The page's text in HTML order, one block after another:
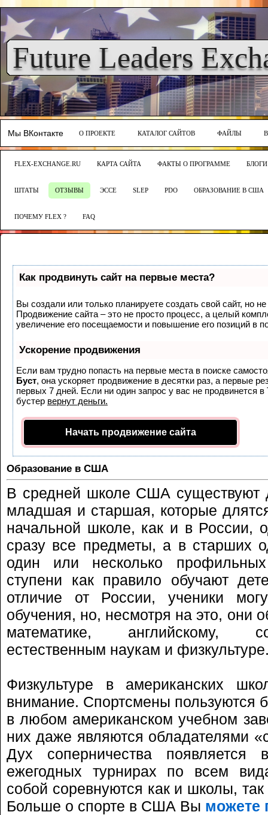
Future Leaders
Мы ВКонтакте О ПРОЕКТЕ КАТАЛОГ САЙТОВ ФАЙЛЫ
FLEX-EXCHANGE.RU КАРТА САЙТА ФАКТЫ О ПРОГРАММЕ
ШТАТЫ ОТЗЫВЫ ЭССЕ SLEP PDO ОБРАЗОВАНИЕ В США
ПОЧЕМУ FLEX ? FAQ
Как продвинуть сайт на первые места?
Вы создали или только планируете создать свой сайт, но не
Продвижение сайта – это не просто процесс, а целый
увеличение его посещаемости и повышение его позиций в
Ускорение продвижения
Если вам трудно попасть на первые места в поиске
Буст, она ускоряет продвижение в десятки раз, а первые
первых 7 дней. Если ни один запрос у вас не продвинется
бустер вернут деньги.
Начать продвижение сайта
Образование в США
В средней школе США существуют
младшая и старшая, которые
начальной школе, как и в России,
сразу все предметы, а в старших
один или несколько
ступени как правило обучают
отличие от России, ученики
обучения, но, несмотря на это, они
математике, английскому,
естественным наукам и
Физкультуре в американских
внимание. Спортсмены пользуются
в любом американском учебном
них даже являются обладателями
Дух соперничества
ежегодных турнирах по всем
собой соревнуются как и школы,
Больше о спорте в США Вы можете